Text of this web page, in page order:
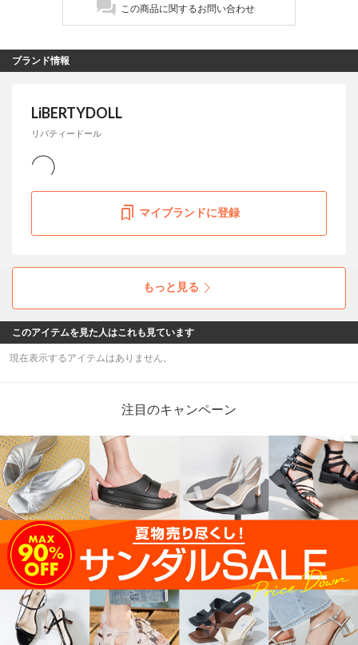
この商品に関するお問い合わせ
ブランド情報
LiBERTYDOLL
リバティードール
マイブランドに登録
LiBERTYDOLL
●メッシュ素材で蒸れにくい🌬 ●ほどよい肌見
せで垢抜け✨ ●太めヒールで安定感も抜群◎
コロンとしたつま先の形がかわいい♡ オブリー
クトゥセパレートパンプス🎀 見た目のかわいさ
はもちろん、幅広設計で履き心地の良い魅力の
アイテム！ 安定感があり、ストラップ付きなの
で歩きやすいのもポイント😻
LiBERTYDOLL
ゴールドのビットが大人っぽい💙 大人感のある
ローファーデザイン×サッと履けるラクチンさ
が魅力✨ フラットヒールがリラックス感も醸し
出しつつ、品のある着こなしにもなじみます。
上品なデザインで通勤にも社内履きにもぴった
り🙆
もっと見る
このアイテムを見た人はこれも見ています
現在表示するアイテムはありません。